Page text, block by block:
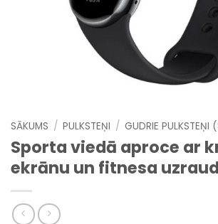
SĀKUMS / PULKSTEŅI / GUDRIE PULKSTEŅI
Sporta viedā aproce ar
ekrānu un fitnesa